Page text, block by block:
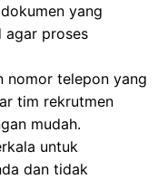
yang
agar proses
nomor telepon yang
tim rekrutmen
mudah.
untuk
dan tidak